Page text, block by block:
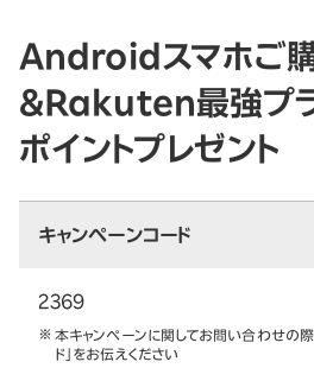
Androidスマホご
&Rakuten最強プ
ポイントプレゼント
キャンペーンコード
2369
本キャンペーンに関してお問い合わせの際
ド」をお伝えください